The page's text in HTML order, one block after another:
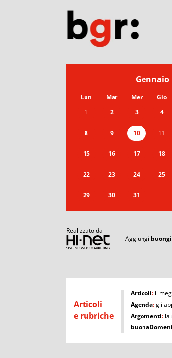
Gennaio
Lun Mar Mer Gio
1
2 3 4
8 9 10 11
15 16 17 18
22 23 24 25
29 30 31
Realizzato da
Aggiungi
Articoli
e rubriche
I Articoli: il
Agenda:gli
Argomenti: la